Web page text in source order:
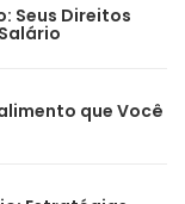
Seus Direitos
que Você